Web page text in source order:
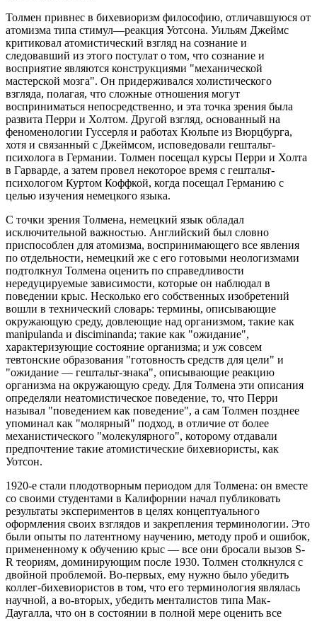
Толмен привнес в бихевиоризм философию, отличавшуюся от
атомизма типа стимул—реакция Уотсона. Уильям Джеймс
критиковал атомистический взгляд на сознание и
следовавший из этого постулат о том, что сознание и
восприятие являются конструкциями "механической
мастерской мозга". Он придерживался холистического
взгляда, полагая, что сложные отношения могут
восприниматься непосредственно, и эта точка зрения была
развита Перри и Холтом. Другой взгляд, основанный на
феноменологии Гуссерля и работах Кюльпе из Вюрцбурга,
хотя и связанный с Джеймсом, исповедовали гештальт-
психолога в Германии. Толмен посещал курсы Перри и Холта
в Гарварде, а затем провел некоторое время с гештальт-
психологом Куртом Коффкой, когда посещал Германию с
целью изучения немецкого языка.
С точки зрения Толмена, немецкий язык обладал
исключительной важностью. Английский был словно
приспособлен для атомизма, воспринимающего все явления
по отдельности, немецкий же с его готовыми неологизмами
подтолкнул Толмена оценить по справедливости
нередуцируемые зависимости, которые он наблюдал в
поведении крыс. Несколько его собственных изобретений
вошли в технический словарь: термины, описывающие
окружающую среду, довлеющие над организмом, такие как
manipulanda и disciminanda; такие как "ожидание",
характеризующие состояние организма; и уж совсем
тевтонские образования "готовность средств для цели" и
"ожидание — гештальт-знака", описывающие реакцию
организма на окружающую среду. Для Толмена эти описания
определяли неатомистическое поведение, то, что Перри
называл "поведением как поведение", а сам Толмен позднее
упоминал как "молярный" подход, в отличие от более
механистического "молекулярного", которому отдавали
предпочтение такие атомистические бихевиористы, как
Уотсон.
1920-е стали плодотворным периодом для Толмена: он вместе
со своими студентами в Калифорнии начал публиковать
результаты экспериментов в целях концептуального
оформления своих взглядов и закрепления терминологии. Это
были опыты по латентному научению, методу проб и ошибок,
примененному к обучению крыс — все они бросали вызов S-
R теориям, доминирующим после 1930. Толмен столкнулся с
двойной проблемой. Во-первых, ему нужно было убедить
коллег-бихевиористов в том, что его терминология являлась
научной, а во-вторых, убедить менталистов типа Мак-
Даугалла, что он в состоянии в полной мере оценить все